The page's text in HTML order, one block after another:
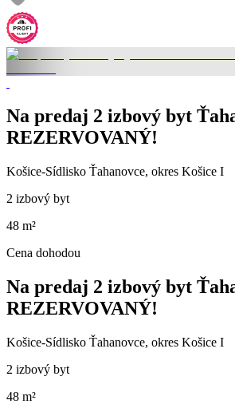
Na predaj 2 izbový byt
REZERVOVANÝ!
Košice-Sídlisko Ťahanovce, okres Košice I
2 izbový byt
48 m²
Cena dohodou
Na predaj 2 izbový byt
REZERVOVANÝ!
Košice-Sídlisko Ťahanovce, okres Košice I
2 izbový byt
48 m²